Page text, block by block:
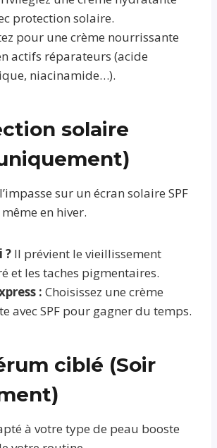
protection solaire.
pour une crème nourrissante
actifs réparateurs (acide
niacinamide…).
solaire
sur un écran solaire SPF
en hiver.
? Il prévient le vieillissement
et les taches pigmentaires.
: Choisissez une crème
avec SPF pour gagner du temps.
ciblé (Soir
à votre type de peau booste